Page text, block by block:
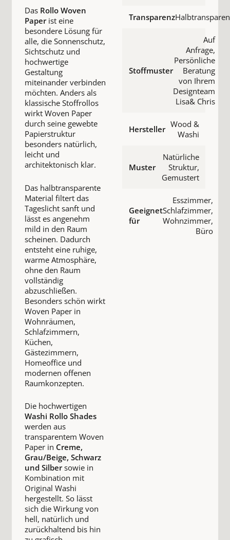
Das Rollo Woven
Paperist eine
besondere Lösung für
alle, die Sonnenschutz,
Sichtschutz und
hochwertige
Gestaltung
miteinander verbinden
möchten. Anders als
klassische Stoffrollos
wirkt Woven Paper
durch seine gewebte
Papierstruktur
besonders natürlich,
leicht und
architektonisch klar.
Das halbtransparente
Material filtert das
Tageslicht sanft und
lässt es angenehm
mild in den Raum
scheinen. Dadurch
entsteht eine ruhige,
warme Atmosphäre,
ohne den Raum
vollständig
abzuschließen.
Besonders schön wirkt
Woven Paper in
Wohnräumen,
Schlafzimmern,
Küchen,
Gästezimmern,
Homeoffice und
modernen offenen
Raumkonzepten.
Die hochwertigen
Washi Rollo Shades
werden aus
transparentem Woven
Paper in Creme,
Grau/Beige, Schwarz
und Silbersowie in
Kombination mit
Original Washi
hergestellt. So lässt
sich die Wirkung von
hell, natürlich und
zurückhaltend bis hin
Transparenz
Stoffmuster
Auf
Anfrage,
Persönliche
Beratung
von Ihrem
Designteam
Lisa& Chris
Hersteller Wood &
Washi
Muster
Natürliche
Struktur,
Gemustert
Geeignet
für
Esszimmer,
Schlafzimmer,
Wohnzimmer,
Büro